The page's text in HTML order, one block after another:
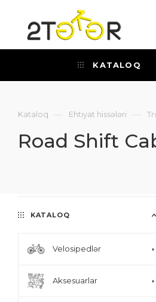
KATALOQ
Kataloq — Ehtiyat hissələri —
Road Shift
KATALOQ
Velosipedlər
Aksesuarlar